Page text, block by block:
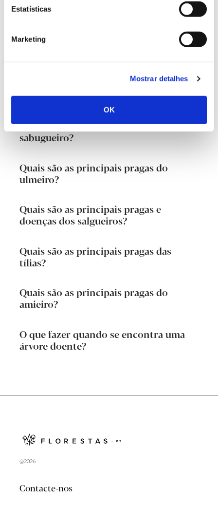
Estatísticas
Marketing
Mostrar detalhes
OK
criptoméria nos Açores?
Quais as principais pragas e doenças da
doenças da oliveira?
Quais são as principais pragas do
sabugueiro?
Quais são as principais pragas do
ulmeiro?
Quais são as principais pragas e
doenças dos salgueiros?
Quais são as principais pragas das
tílias?
Quais são as principais pragas do
amieiro?
O que fazer quando se encontra uma
árvore doente?
@2026
Contacte-nos